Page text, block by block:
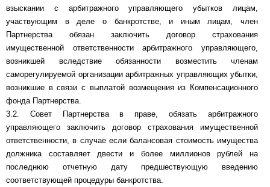
взыскании с арбитражного управляющего убытков лицам,
участвующим в деле о банкротстве, и иным лицам, член
Партнерства обязан заключить договор страхования
имущественной ответственности арбитражного управляющего,
возникшей вследствие обязанности возместить членам
саморегулируемой организации арбитражных управляющих убытки,
возникшие в связи с выплатой возмещения из Компенсационного
фонда Партнерства.
3.2. Совет Партнерства в праве, обязать арбитражного
управляющего заключить договор страхования имущественной
ответственности, в случае если балансовая стоимость имущества
должника составляет двести и более миллионов рублей на
последнюю отчетную дату предшествующую введению
соответствующей процедуры банкротства.